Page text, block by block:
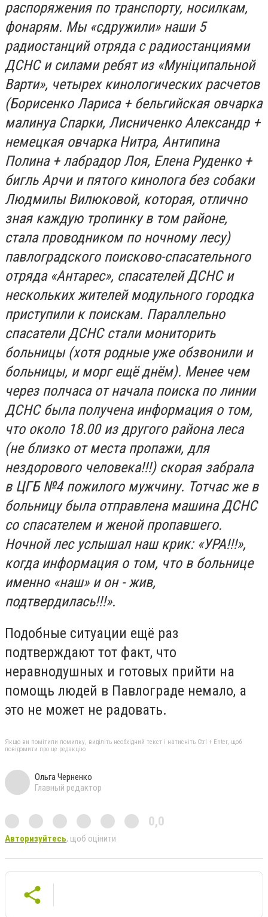
распоряжения по транспорту, носилкам,
фонарям. Мы «сдружили» наши 5
радиостанций отряда с радиостанциями
ДСНС и силами ребят из «Муніципальной
Варти», четырех кинологических расчетов
(Борисенко Лариса + бельгийская овчарка
малинуа Спарки, Лисниченко Александр +
немецкая овчарка Нитра, Антипина
Полина + лабрадор Лоя, Елена Руденко +
бигль Арчи и пятого кинолога без собаки
Людмилы Вилюковой, которая, отлично
зная каждую тропинку в том районе,
стала проводником по ночному лесу)
павлоградского поисково-спасательного
отряда «Антарес», спасателей ДСНС и
нескольких жителей модульного городка
приступили к поискам. Параллельно
спасатели ДСНС стали мониторить
больницы (хотя родные уже обзвонили и
больницы, и морг ещё днём). Менее чем
через полчаса от начала поиска по линии
ДСНС была получена информация о том,
что около 18.00 из другого района леса
(не близко от места пропажи, для
нездорового человека!!!) скорая забрала
в ЦГБ №4 пожилого мужчину. Тотчас же в
больницу была отправлена машина ДСНС
со спасателем и женой пропавшего.
Ночной лес услышал наш крик: «УРА!!!»,
когда информация о том, что в больнице
именно «наш» и он - жив,
подтвердилась!!!».
Подобные ситуации ещё раз
подтверждают тот факт, что
неравнодушных и готовых прийти на
помощь людей в Павлограде немало, а
это не может не радовать.
Якщо ви помітили помилку, виділіть необхідний текст і натисніть Ctrl + Enter, щоб
повідомити про це редакцію
Ольга Черненко
Главный редактор
0,0
Авторизуйтесь, щоб оцінити